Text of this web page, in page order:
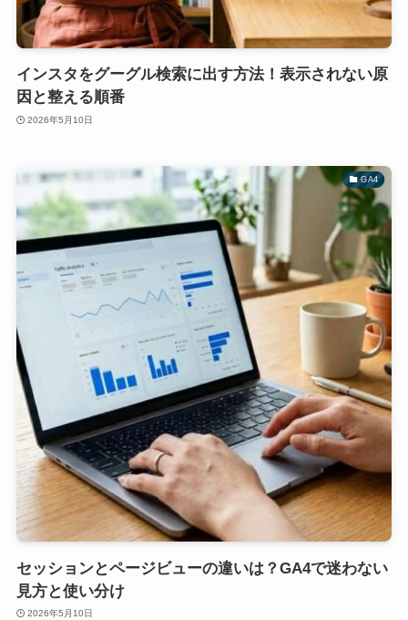
インスタをグーグル検索に出す方法！表示されない原
因と整える順番
2026年5月10日
GA4
セッションとページビューの違いは？GA4で迷わない
見方と使い分け
2026年5月10日